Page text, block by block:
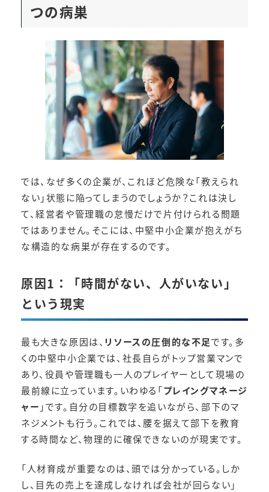
つの病巣
では、なぜ多くの企業が、これほど危険な「教えられ
ない」状態に陥ってしまうのでしょうか？これは決し
て、経営者や管理職の怠慢だけで片付けられる問題
ではありません。そこには、中堅中小企業が抱えがち
な構造的な病巣が存在するのです。
原因1：「時間がない、人がいない」
という現実
最も大きな原因は、 リソースの圧倒的な不足です。多
くの中堅中小企業では、社長自らがトップ営業マンで
あり、役員や管理職も一人のプレイヤーとして現場の
最前線に立っています。いわゆる「プレイングマネージ
ャー 」です。自分の目標数字を追いながら、部下のマ
ネジメントも行う。これでは、腰を据えて部下を教育
する時間など、物理的に確保できないのが現実です。
「人材育成が重要なのは、頭では分かっている。しか
し、目先の売上を達成しなければ会社が回らない」